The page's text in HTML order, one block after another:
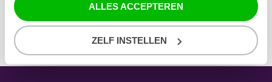
ALLES ACCEPTEREN
ZELF INSTELLEN